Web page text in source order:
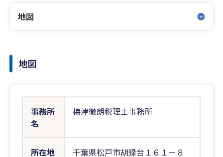
地図
地図
事務所
名
梅津徹朗税理士事務所
所在地 千葉県松戸市胡録台１６１－８